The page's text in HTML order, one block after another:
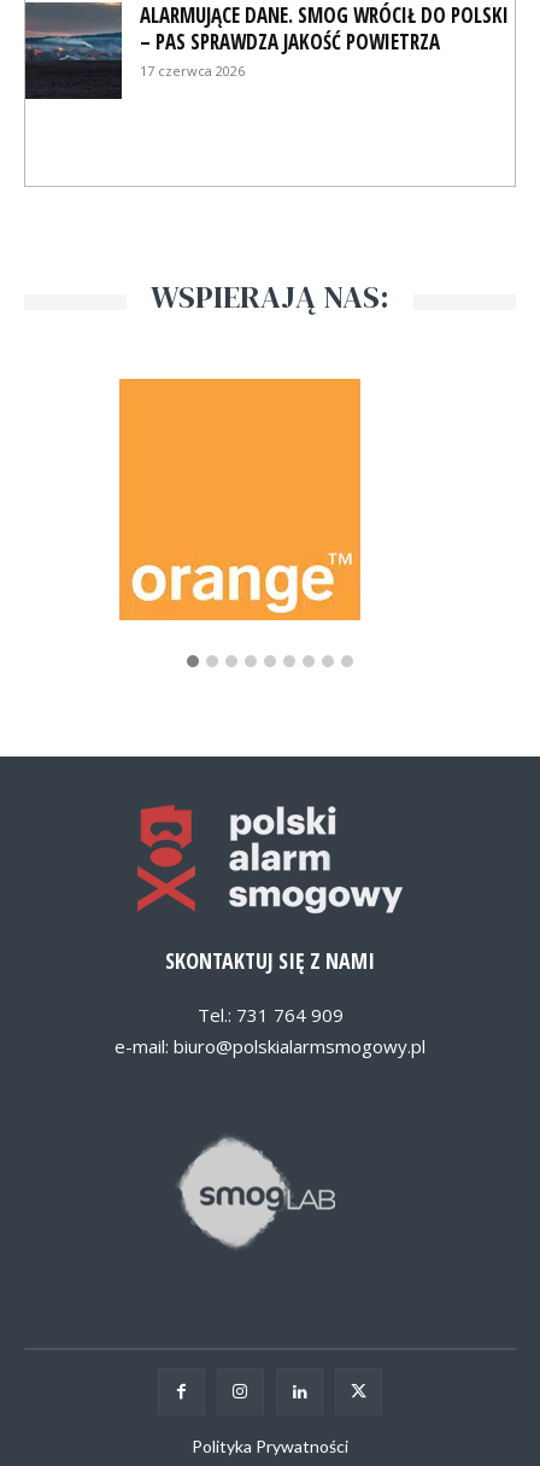
ALARMUJĄCE DANE. SMOG WRÓCIŁ DO POLSKI
– PAS SPRAWDZA JAKOŚĆ POWIETRZA
17 czerwca 2026
WSPIERAJĄ NAS:
SKONTAKTUJ SIĘ Z NAMI
Tel.: 731 764 909
e-mail: biuro@polskialarmsmogowy.pl
Polityka Prywatności